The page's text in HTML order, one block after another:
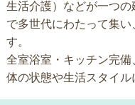
生活介護）などが一つ
で多世代にわたって集
す。
全室浴室・キッチン完
体の状態や生活スタイル